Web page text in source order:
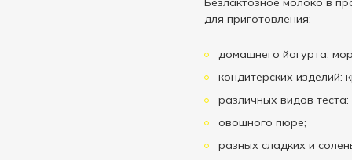
для приготовления:
домашнего йогурта,
кондитерских изделий:
различных видов
овощного пюре;
разных сладких и